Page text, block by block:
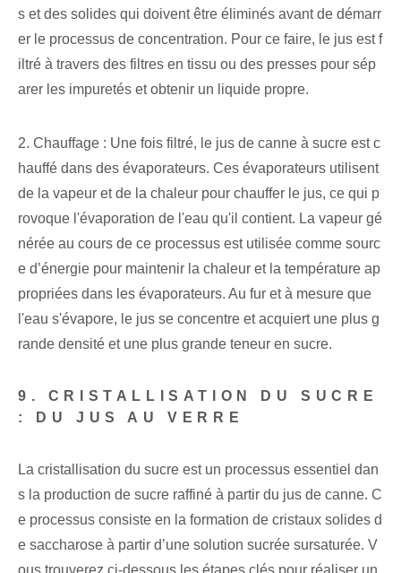
s et des solides qui doivent être éliminés avant de démarr
er le processus de concentration. Pour ce faire, le jus est f
iltré à travers des filtres en tissu ou des presses pour sép
arer les impuretés et obtenir un liquide propre.
2. Chauffage : Une fois filtré, le jus de canne à sucre est c
hauffé dans des évaporateurs. Ces évaporateurs utilisent
de la vapeur et de la chaleur pour chauffer le jus, ce qui p
rovoque l'évaporation de l'eau qu'il contient. La vapeur gé
nérée au cours de ce processus est utilisée comme sourc
e d’énergie pour maintenir la chaleur et la température ap
propriées dans les évaporateurs. Au fur et à mesure que
l'eau s'évapore, le jus se concentre et acquiert une plus g
rande densité et une plus grande teneur en sucre.
9. CRISTALLISATION DU SUCRE
: DU JUS AU VERRE
La cristallisation du sucre est un processus essentiel dan
s la production de sucre raffiné à partir du jus de canne. C
e processus consiste en la formation de cristaux solides d
e saccharose à partir d’une solution sucrée sursaturée. V